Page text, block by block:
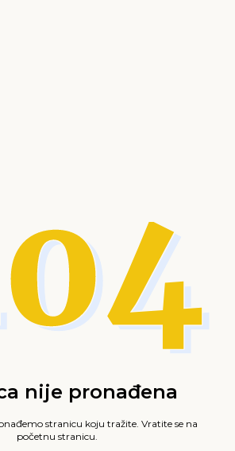
nije pronađena
stranicu koju tražite. Vratite se na
početnu stranicu.